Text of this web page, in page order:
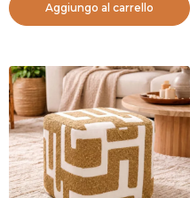
Aggiungo al carrello